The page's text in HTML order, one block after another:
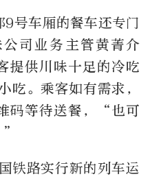
号车厢的餐车还专门
司业务主管黄菁介
提供川味十足的冷吃
吃。乘客如有需求，
码等待送餐，“也可
铁路实行新的列车运